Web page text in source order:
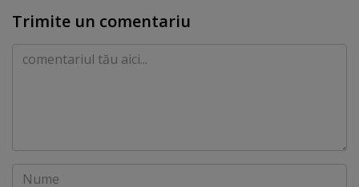
Trimite un comentariu
Comentariu
Nume